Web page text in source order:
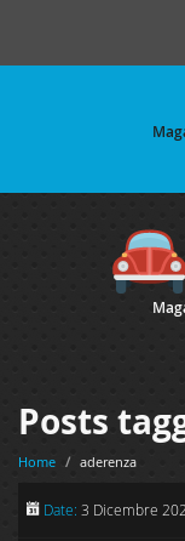
Posts
Home / aderenza
Date: 3 Dicembre